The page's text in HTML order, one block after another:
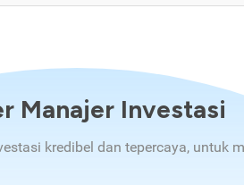
Manajer Investasi
kredibel dan tepercaya, untuk